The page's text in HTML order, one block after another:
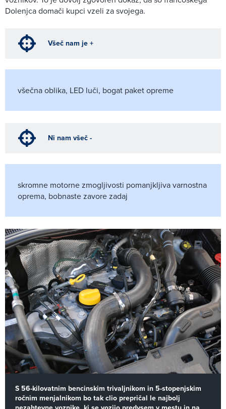
Dolenjca domači kupci vzeli za svojega.
Všeč nam je +
všečna oblika, LED luči, bogat paket opreme
Ni nam všeč -
skromne motorne zmogljivosti pomanjkljiva varnostna
oprema, bobnaste zavore zadaj
S 56-kilovatnim bencinskim trivaljnikom in 5-stopenjskim
ročnim menjalnikom bo tak clio prepričal le najbolj